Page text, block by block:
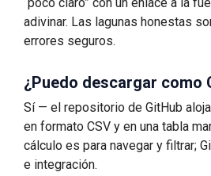
adivinar. Las lagunas honestas
errores seguros.
¿Puedo descargar como
Sí — el repositorio de GitHub
en formato CSV y en una tabla
cálculo es para navegar y filtrar;
e integración.